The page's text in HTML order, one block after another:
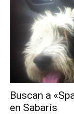
Buscan a
en Sabarís